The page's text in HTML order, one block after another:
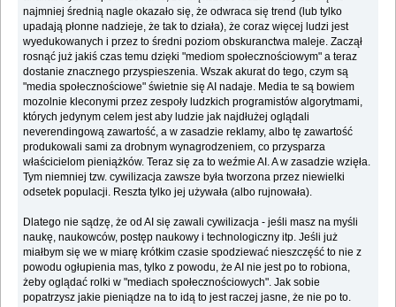
najmniej średnią nagle okazało się, że odwraca się trend (lub tylko
upadają płonne nadzieje, że tak to działa), że coraz więcej ludzi jest
wyedukowanych i przez to średni poziom obskuranctwa maleje. Zaczął
rosnąć już jakiś czas temu dzięki "mediom społecznościowym" a teraz
dostanie znacznego przyspieszenia. Wszak akurat do tego, czym są
"media społecznościowe" świetnie się AI nadaje. Media te są bowiem
mozolnie kleconymi przez zespoły ludzkich programistów algorytmami,
których jedynym celem jest aby ludzie jak najdłużej oglądali
neverendingową zawartość, a w zasadzie reklamy, albo tę zawartość
produkowali sami za drobnym wynagrodzeniem, co przysparza
właścicielom pieniążków. Teraz się za to weźmie AI. A w zasadzie wzięła.
Tym niemniej tzw. cywilizacja zawsze była tworzona przez niewielki
odsetek populacji. Reszta tylko jej używała (albo rujnowała).
Dlatego nie sądzę, że od AI się zawali cywilizacja - jeśli masz na myśli
naukę, naukowców, postęp naukowy i technologiczny itp. Jeśli już
miałbym się we w miarę krótkim czasie spodziewać nieszczęść to nie z
powodu ogłupienia mas, tylko z powodu, że AI nie jest po to robiona,
żeby oglądać rolki w "mediach społecznościowych". Jak sobie
popatrzysz jakie pieniądze na to idą to jest raczej jasne, że nie po to.